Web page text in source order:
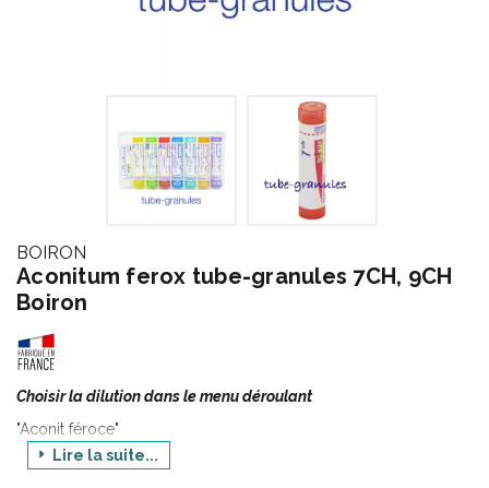
BOIRON
Aconitum ferox tube-granules 7CH, 9CH
Boiron
Choisir la dilution dans le menu déroulant
"Aconit féroce"
Généralement utilisé comme antipyrétique (contre fièvre)
Lire la suite...